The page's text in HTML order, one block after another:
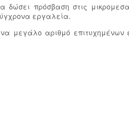
πρόσβαση στις
εργαλεία.
μεγάλο αριθμό